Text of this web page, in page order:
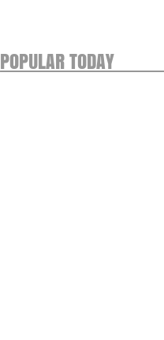
POPULAR TODAY